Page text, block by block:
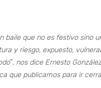
que no es festivo sino
y riesgo, expuesto,
”, nos dice Ernesto
que publicamos para ir